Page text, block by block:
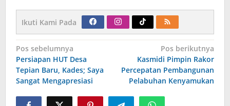
Ikuti Kami Pada
Navigasi
pos
Pos sebelumnya
Persiapan HUT Desa
Tepian Baru, Kades; Saya
Sangat Mengapresiasi
Pos berikutnya
Kasmidi Pimpin Rakor
Percepatan Pembangunan
Pelabuhan Kenyamukan